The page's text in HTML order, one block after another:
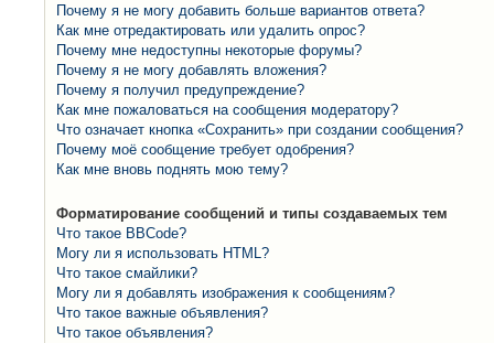
Почему я не могу добавить больше вариантов ответа?
Как мне отредактировать или удалить опрос?
Почему мне недоступны некоторые форумы?
Почему я не могу добавлять вложения?
Почему я получил предупреждение?
Как мне пожаловаться на сообщения модератору?
Что означает кнопка «Сохранить» при создании сообщения?
Почему моё сообщение требует одобрения?
Как мне вновь поднять мою тему?
Форматирование сообщений и типы создаваемых тем
Что такое BBCode?
Могу ли я использовать HTML?
Что такое смайлики?
Могу ли я добавлять изображения к сообщениям?
Что такое важные объявления?
Что такое объявления?